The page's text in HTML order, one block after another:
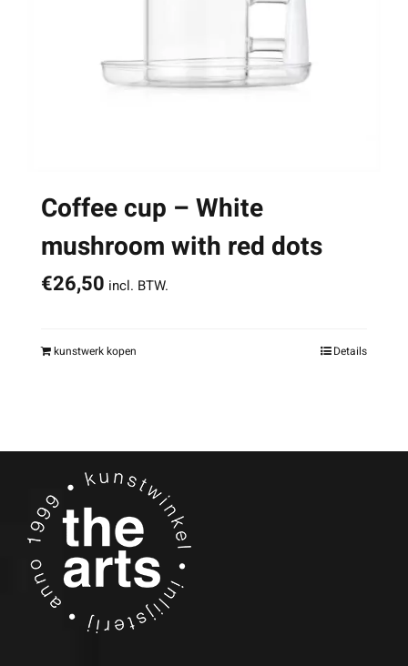
Coffee cup – White
mushroom with red dots
€26,50 incl. BTW.
kunstwerk kopen Details